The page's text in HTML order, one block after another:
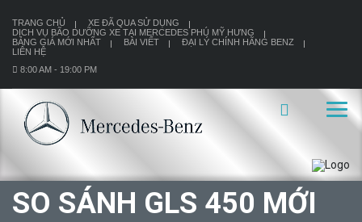
TRANG CHỦ
XE ĐÃ QUA SỬ DỤNG
DỊCH VỤ BÃO DƯỠNG XE TẠI MERCEDES PHÚ MỸ HƯNG
BẢNG GIÁ MỚI NHẤT
BÀI VIẾT
ĐẠI LÝ CHÍNH HÃNG BENZ
LIÊN HỆ
8:00 AM - 19:00 PM
SO SÁNH GLS 450 MỚI